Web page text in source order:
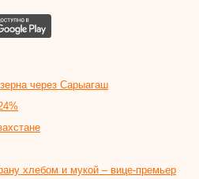
через Сарыагаш
хлебом и мукой – вице-премьер